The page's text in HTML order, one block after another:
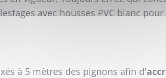
avec housses PVC blanc
à 5 mètres des pignons afin d'